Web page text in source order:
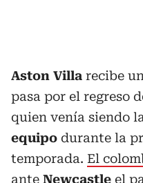
Aston Villa recibe
pasa por el regreso
quien venía siendo
equipo durante la
temporada. El
ante Newcastle el